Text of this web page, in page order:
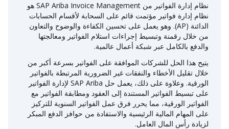
نظام إدارة الفواتير من SAP Ariba Invoice Management هو
نظام إدارة فواتير مؤتمت قائم على السحابة لأقسام الحسابات
الدائنة (AP). وهو يعمل على تحسين الكفاءة والوضوح والتعاون
من خلال رقمنة وتبسيط إجراءات استلام الفواتير ومعالجتها
والدفع بالكامل عبر شبكة أعمال عالمية.
يتيح هذا الحل للشركات الموافقة على الفواتير بسرعة أكبر من
خلال تقليل الأخطاء والنفقات غير الضرورية المرتبطة بالفواتير
الورقية. وعلاوة على ذلك، يعمل حل SAP Ariba لإدارة الفواتير
على تبسيط الفواتير المستندة إلى العقود ومطابقة الفواتير مع
الفواتير الورقية، مما يحرر فرق عمل الفواتير السنوية للتركيز
على المهام المالية الرئيسية والاستفادة من حوافز الدفع المبكر
لزيادة رأس المال العامل.